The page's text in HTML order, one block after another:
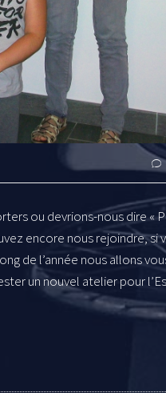
ou devrions-nous dire «
encore nous rejoindre, si
de l’année nous allons
un nouvel atelier pour